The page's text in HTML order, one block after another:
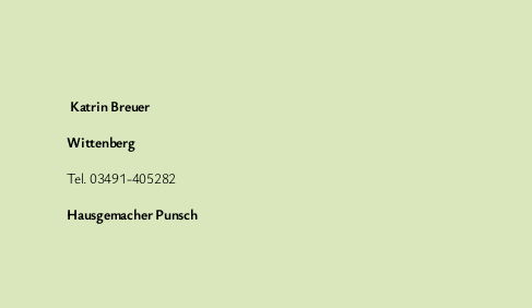
Katrin Breuer
Wittenberg
Tel. 03491-405282
Hausgemacher Punsch